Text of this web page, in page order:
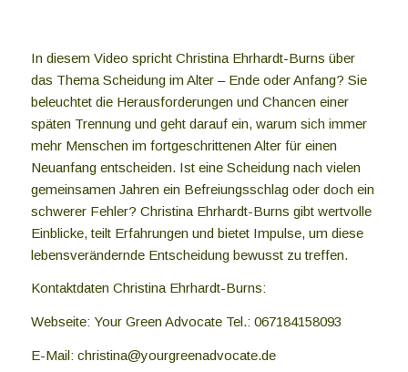
In diesem Video spricht Christina Ehrhardt-Burns über
das Thema Scheidung im Alter – Ende oder Anfang? Sie
beleuchtet die Herausforderungen und Chancen einer
späten Trennung und geht darauf ein, warum sich immer
mehr Menschen im fortgeschrittenen Alter für einen
Neuanfang entscheiden. Ist eine Scheidung nach vielen
gemeinsamen Jahren ein Befreiungsschlag oder doch ein
schwerer Fehler? Christina Ehrhardt-Burns gibt wertvolle
Einblicke, teilt Erfahrungen und bietet Impulse, um diese
lebensverändernde Entscheidung bewusst zu treffen.
Kontaktdaten Christina Ehrhardt-Burns:
Webseite: Your Green Advocate Tel.: 067184158093
E-Mail: christina@yourgreenadvocate.de